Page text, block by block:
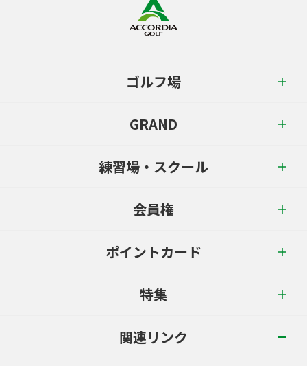
ゴルフ場
GRAND
練習場・スクール
会員権
ポイントカード
特集
関連リンク